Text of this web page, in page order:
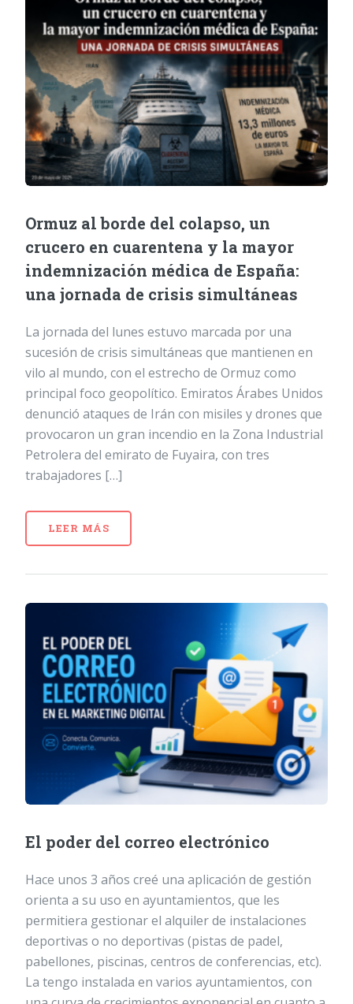
Ormuz al borde del colapso, un
crucero en cuarentena y la mayor
indemnización médica de España:
una jornada de crisis simultáneas
La jornada del lunes estuvo marcada por una
sucesión de crisis simultáneas que mantienen en
vilo al mundo, con el estrecho de Ormuz como
principal foco geopolítico. Emiratos Árabes Unidos
denunció ataques de Irán con misiles y drones que
provocaron un gran incendio en la Zona Industrial
Petrolera del emirato de Fuyaira, con tres
trabajadores […]
LEER MÁS
El poder del correo electrónico
Hace unos 3 años creé una aplicación de gestión
orienta a su uso en ayuntamientos, que les
permitiera gestionar el alquiler de instalaciones
deportivas o no deportivas (pistas de padel,
pabellones, piscinas, centros de conferencias, etc).
La tengo instalada en varios ayuntamientos, con